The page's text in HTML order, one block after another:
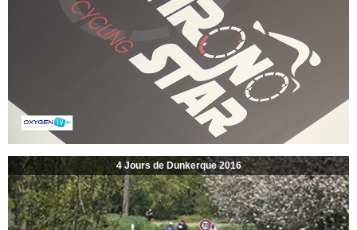
4 Jours de Dunkerque 2016